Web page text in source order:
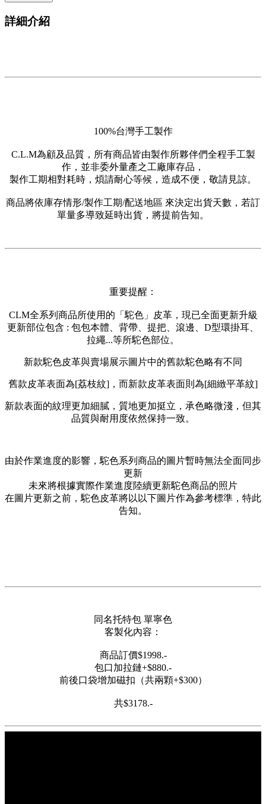
詳細介紹
100%台灣手工製作
C.L.M為顧及品質，所有商品皆由製作所夥伴們全程手工製
作，並非委外量產之工廠庫存品，
製作工期相對耗時，煩請耐心等候，造成不便，敬請見諒。
商品將依庫存情形/製作工期/配送地區 來決定出貨天數，若訂
單量多導致延時出貨，將提前告知。
重要提醒：
CLM全系列商品所使用的「駝色」皮革，現已全面更新升級
更新部位包含 : 包包本體、背帶、提把、滾邊、D型環掛耳、
拉繩...等所駝色部位。
新款駝色皮革與賣場展示圖片中的舊款駝色略有不同
舊款皮革表面為[荔枝紋]，而新款皮革表面則為[細緻平革紋]
新款表面的紋理更加細膩，質地更加挺立，承色略微淺，但其
品質與耐用度依然保持一致。
由於作業進度的影響，駝色系列商品的圖片暫時無法全面同步
更新
未來將根據實際作業進度陸續更新駝色商品的照片
在圖片更新之前，駝色皮革將以以下圖片作為參考標準，特此
告知。
同名托特包 單寧色
客製化內容：
商品訂價$1998.-
包口加拉鏈+$880.-
前後口袋增加磁扣（共兩顆+$300）
共$3178.-